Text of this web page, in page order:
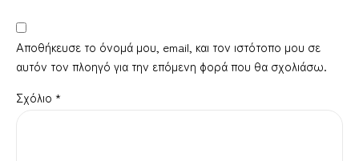
Αποθήκευσε το όνομά μου, email, και τον ιστότοπο μου σε
αυτόν τον πλοηγό για την επόμενη φορά που θα σχολιάσω.
Σχόλιο *